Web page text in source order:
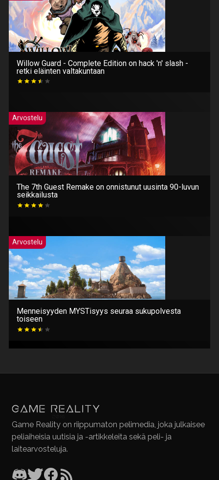
Willow Guard - Complete Edition on hack 'n' slash -
retki eläinten valtakuntaan
Arvostelu
The 7th Guest Remake on onnistunut uusinta 90-luvun
seikkailusta
Arvostelu
Menneisyyden MYSTisyys seuraa sukupolvesta
toiseen
Game Reality on riippumaton pelimedia, joka julkaisee
peliaiheisia uutisia ja -artikkeleita sekä peli- ja
laitearvosteluja.